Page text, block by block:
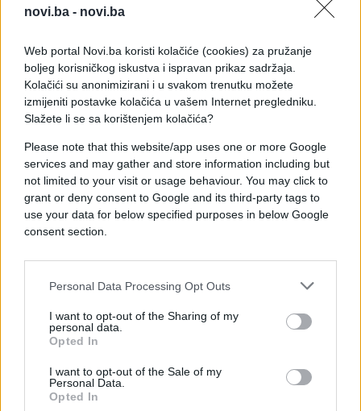
novi.ba - novi.ba
Web portal Novi.ba koristi kolačiće (cookies) za pružanje
boljeg korisničkog iskustva i ispravan prikaz sadržaja.
Kolačići su anonimizirani i u svakom trenutku možete
izmijeniti postavke kolačića u vašem Internet pregledniku.
Slažete li se sa korištenjem kolačića?
Please note that this website/app uses one or more Google
services and may gather and store information including but
not limited to your visit or usage behaviour. You may click to
grant or deny consent to Google and its third-party tags to
use your data for below specified purposes in below Google
consent section.
Personal Data Processing Opt Outs
I want to opt-out of the Sharing of my
personal data.
Opted In
I want to opt-out of the Sale of my
Personal Data.
Opted In
pravili? Cijelo vrijeme sam na to ukazivao", rekao je
On je podsjetio kako je Ustavni sud BiH čekao
odluku CIK-a i pravili su priču koja se pričala na
terenu, a to građani dobro znaju.
"Poručivali su da će pobjediti kandidat opozicije
Branko Blanuša, da je Vlada Republike Srpske
nelegalna. Da li je moguće da mi funkcionišemo na
ovakav način, a da ne reagujemo", upitao je Minić.
Republike Srpske iznuđena.
"Nakon ove pobjede smo još sjesniji i još više
otvorenih očiju, još spremniji. Moraćemo ići u
zaštitimo volju građana. Građani su pokazali koja je
njihova volja, a mi sad moramo sve ove institucije